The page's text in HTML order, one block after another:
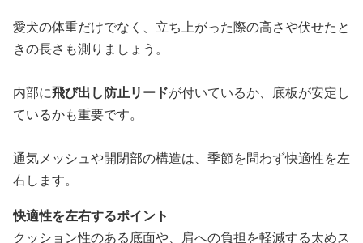
愛犬の体重だけでなく、立ち上がった際の高さや伏せたと
きの長さも測りましょう。
内部に飛び出し防止リードが付いているか、底板が安定し
ているかも重要です。
通気メッシュや開閉部の構造は、季節を問わず快適性を左
右します。
快適性を左右するポイント
クッション性のある底面や、肩への負担を軽減する太めス